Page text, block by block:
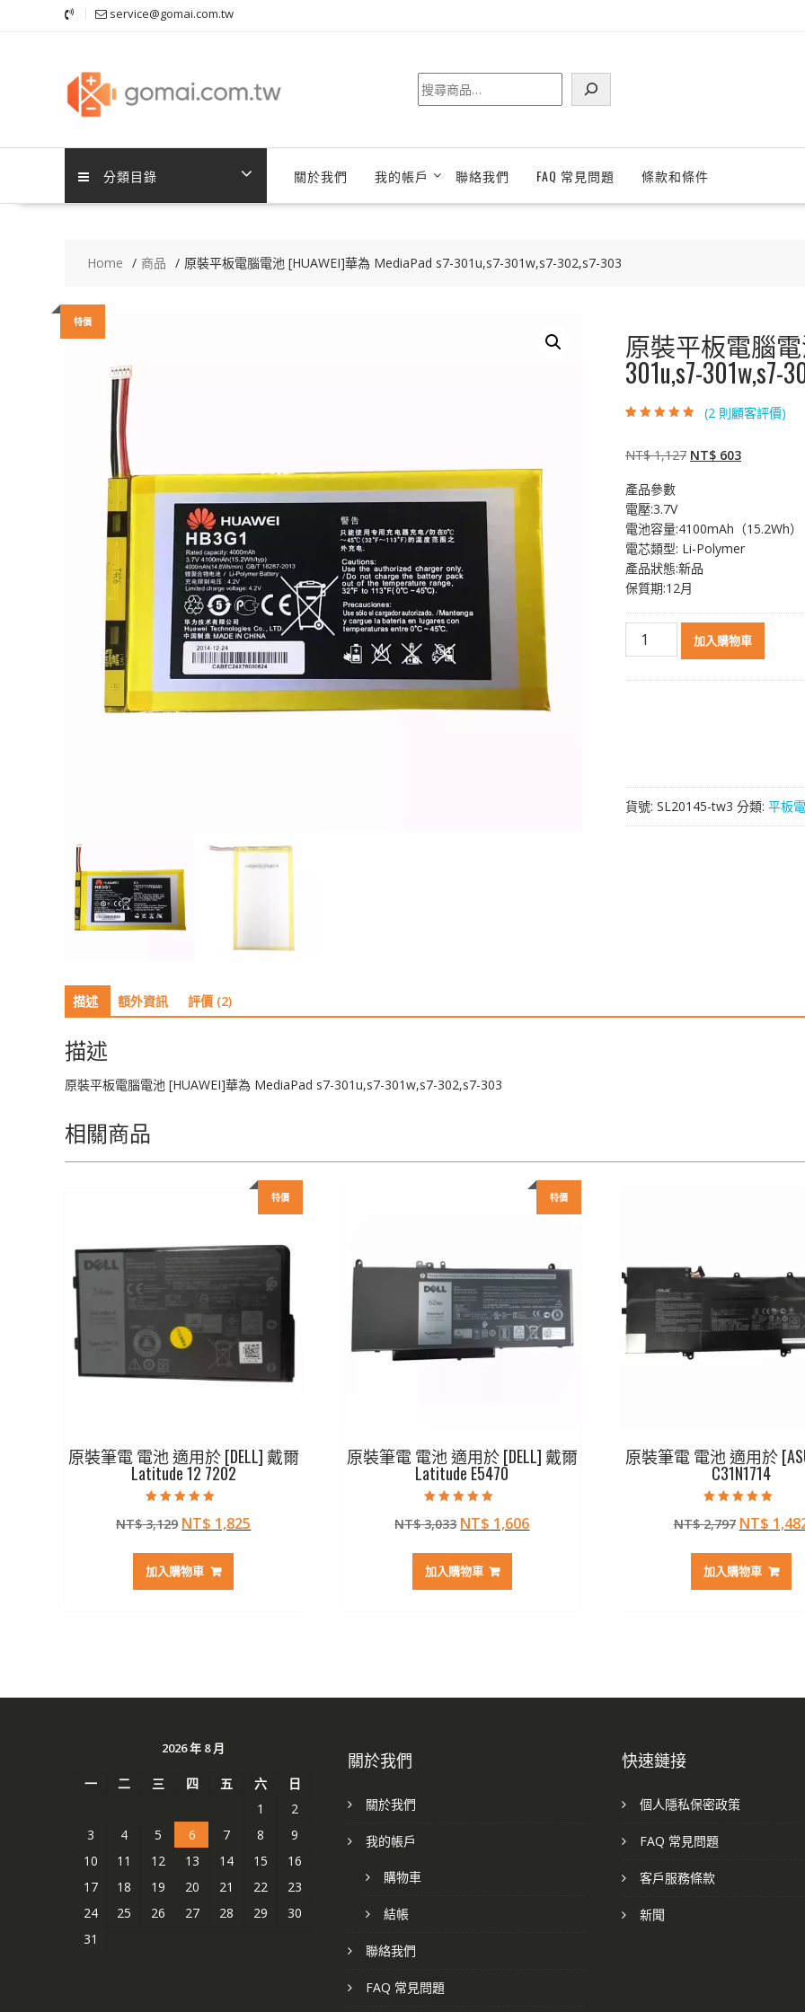
service@gomai.com.tw
搜
尋
分類目錄 關於我們 我的帳戶 聯絡我們 FAQ 常見問題 條款和條件
Home 商品 原裝平板電腦電池 [HUAWEI]華為 MediaPad s7-301u,s7-301w,s7-302,s7-303
特價
原裝平板電腦電
301u,s7-301w,s7-
客進行評分
(2 則顧客評價)
NT$1,127 原
NT$ 1,127。
NT$ 603目
NT$ 603。
產品參數
電壓:3.7V
電池容量:4100mAh（15.2Wh）
電芯類型: Li-Polymer
產品狀態:新品
保質期:12月
[HUAWEI]
華
為
加入購物車
貨號: SL20145-tw3 分類: 平板
描述 額外資訊 評價 (2)
描述
原裝平板電腦電池 [HUAWEI]華為 MediaPad s7-301u,s7-301w,s7-302,s7-303
相關商品
特價
原裝筆電 電池 適用於 [DELL] 戴爾
Latitude 12 7202
5.00
滿分 5
NT$3,129 原
價
格：
NT$ 1,825
加入購物車
特價
原裝筆電 電池 適用於 [DELL] 戴爾
Latitude E5470
5.00
滿分 5
NT$3,033 原
價
格：
NT$ 1,606目
加入購物車
原裝筆電 電池 適用於
C31N1714
5.00
滿分 5
NT$2,797 原
價
格：
NT$
加入購物車
2026 年 8 月
一 二 三 四 五 六
日
1
2
3
4 5 6 7 8
9
10
11 12 13 14 15
16
17
18 19 20 21 22
23
24
25 26 27 28 29
30
31
關於我們
關於我們
我的帳戶
購物車
結帳
聯絡我們
FAQ 常見問題
快速鏈接
個人隱私保密政策
FAQ 常見問題
客戶服務條款
新聞